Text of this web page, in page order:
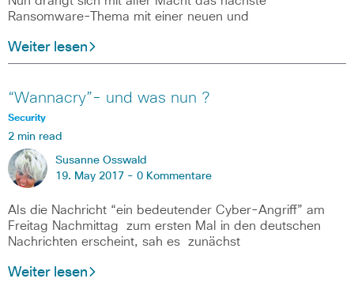
Ransomware-Thema mit einer neuen und
Weiter lesen
“Wannacry”- und was nun ?
Security
2 min read
Susanne Osswald
19. May 2017 - 0 Kommentare
Als die Nachricht “ein bedeutender Cyber-Angriff” am
Freitag Nachmittag zum ersten Mal in den deutschen
Nachrichten erscheint, sah es zunächst
Weiter lesen